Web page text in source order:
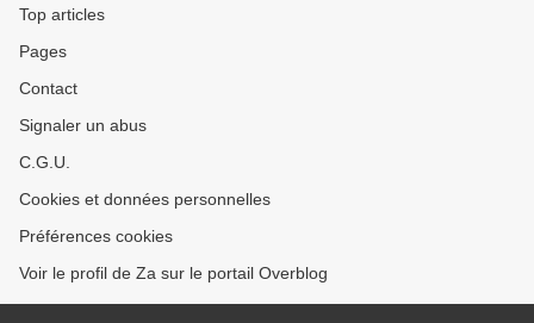
Top articles
Pages
Contact
Signaler un abus
C.G.U.
Cookies et données personnelles
Préférences cookies
Voir le profil de Za sur le portail Overblog